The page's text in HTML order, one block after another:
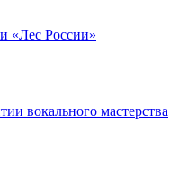
«Лес России»
вокального мастерства